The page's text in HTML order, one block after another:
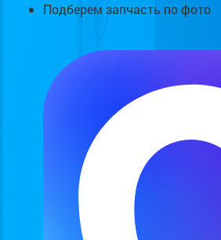
Подберем запчасть по фото